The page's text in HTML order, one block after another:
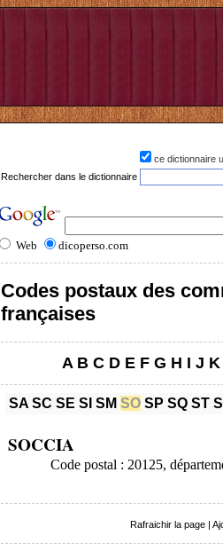
ce dictionnaire
Rechercher dans le dictionnaire
Web dicoperso.com
Codes postaux des
françaises
A B C D E F G H I J K
SA SC SE SI SM SO SP SQ ST
SOCCIA
Code postal : 20125,
Rafraichir la page